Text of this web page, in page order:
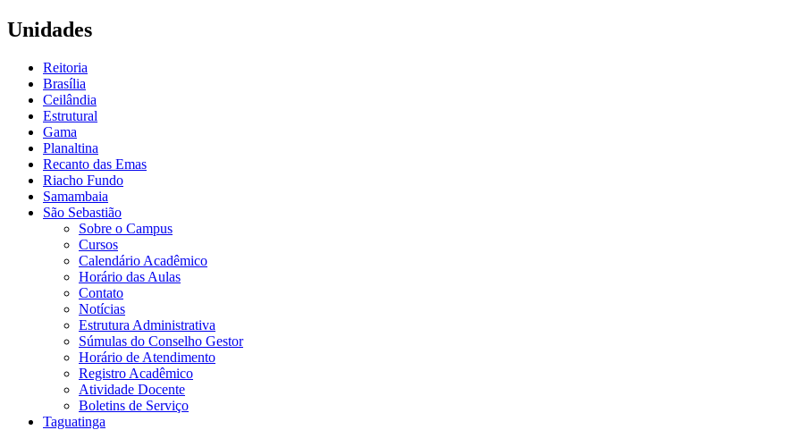
Unidades
Reitoria
Brasília
Ceilândia
Estrutural
Gama
Planaltina
Recanto das Emas
Riacho Fundo
Samambaia
São Sebastião
Sobre o Campus
Cursos
Calendário Acadêmico
Horário das Aulas
Contato
Notícias
Estrutura Administrativa
Súmulas do Conselho Gestor
Horário de Atendimento
Registro Acadêmico
Atividade Docente
Boletins de Serviço
Taguatinga